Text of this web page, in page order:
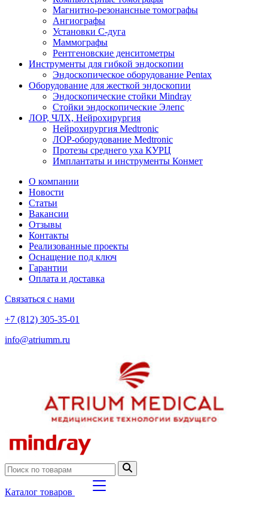
Магнитно-резонансные томографы
Ангиографы
Установки С-дуга
Маммографы
Рентгеновские денситометры
Инструменты для гибкой эндоскопии
Эндоскопическое оборудование Pentax
Оборудование для жесткой эндоскопии
Эндоскопические стойки Mindray
Стойки эндоскопические Элепс
ЛОР, ЧЛХ, Нейрохирургия
Нейрохирургия Medtronic
ЛОР-оборудование Medtronic
Протезы среднего уха КУРЦ
Имплантаты и инструменты Конмет
О компании
Новости
Статьи
Вакансии
Отзывы
Контакты
Реализованные проекты
Оснащение под ключ
Гарантии
Оплата и доставка
Связаться с нами
+7 (812) 305-35-01
info@atriumm.ru
Каталог товаров